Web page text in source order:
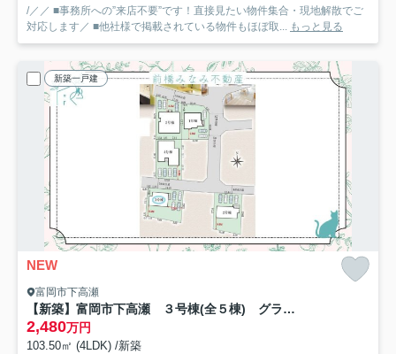
/／／ ■事務所への”来店不要”です！直接見たい物件集合・現地解散でご
対応します／ ■他社様で掲載されている物件もほぼ取... もっと見る
新築一戸建
NEW
富岡市下高瀬
【新築】富岡市下高瀬 ３号棟(全５棟) グラファーレ 新築建売分譲
2,480万円
103.50㎡ (4LDK) /新築